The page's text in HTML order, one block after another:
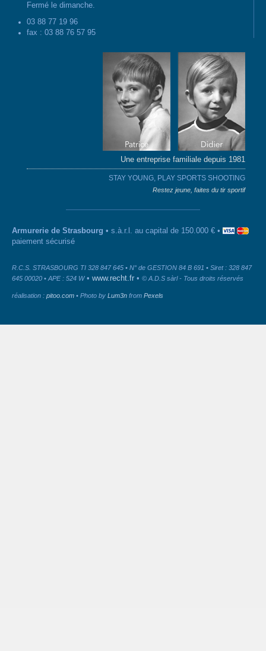
Fermé le dimanche.
03 88 77 19 96
fax : 03 88 76 57 95
Une entreprise familiale depuis 1981
STAY YOUNG, PLAY SPORTS SHOOTING
Restez jeune, faites du tir sportif
Armurerie de Strasbourg • s.à.r.l. au capital de 150.000 € •
paiement sécurisé
R.C.S. STRASBOURG TI 328 847 645 • N° de GESTION 84 B 691 • Siret : 328 847
645 00020 • APE : 524 W• www.recht.fr • © A.D.S sàrl - Tous droits réservés
réalisation : pitoo.com • Photo by Lum3n from Pexels